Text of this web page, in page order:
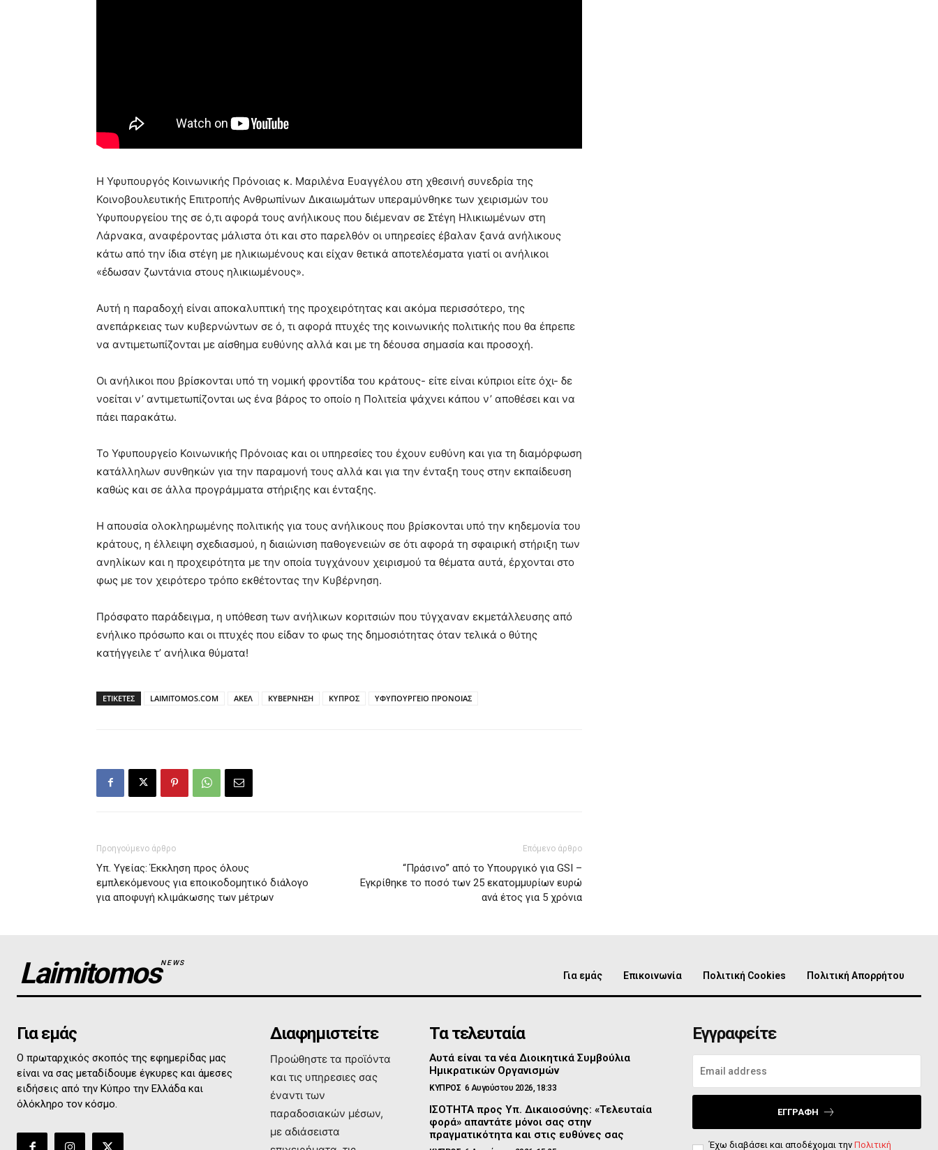
Η Υφυπουργός Κοινωνικής Πρόνοιας κ. Μαριλένα Ευαγγέλου στη χθεσινή συνεδρία της
Κοινοβουλευτικής Επιτροπής Ανθρωπίνων Δικαιωμάτων υπεραμύνθηκε των χειρισμών του
Υφυπουργείου της σε ό,τι αφορά τους ανήλικους που διέμεναν σε Στέγη Ηλικιωμένων στη
Λάρνακα, αναφέροντας μάλιστα ότι και στο παρελθόν οι υπηρεσίες έβαλαν ξανά ανήλικους
κάτω από την ίδια στέγη με ηλικιωμένους και είχαν θετικά αποτελέσματα γιατί οι ανήλικοι
«έδωσαν ζωντάνια στους ηλικιωμένους».
Αυτή η παραδοχή είναι αποκαλυπτική της προχειρότητας και ακόμα περισσότερο, της
ανεπάρκειας των κυβερνώντων σε ό, τι αφορά πτυχές της κοινωνικής πολιτικής που θα έπρεπε
να αντιμετωπίζονται με αίσθημα ευθύνης αλλά και με τη δέουσα σημασία και προσοχή.
Οι ανήλικοι που βρίσκονται υπό τη νομική φροντίδα του κράτους- είτε είναι κύπριοι είτε όχι- δε
νοείται ν’ αντιμετωπίζονται ως ένα βάρος το οποίο η Πολιτεία ψάχνει κάπου ν’ αποθέσει και να
πάει παρακάτω.
Το Υφυπουργείο Κοινωνικής Πρόνοιας και οι υπηρεσίες του έχουν ευθύνη και για τη διαμόρφωση
κατάλληλων συνθηκών για την παραμονή τους αλλά και για την ένταξη τους στην εκπαίδευση
καθώς και σε άλλα προγράμματα στήριξης και ένταξης.
Η απουσία ολοκληρωμένης πολιτικής για τους ανήλικους που βρίσκονται υπό την κηδεμονία του
κράτους, η έλλειψη σχεδιασμού, η διαιώνιση παθογενειών σε ότι αφορά τη σφαιρική στήριξη των
ανηλίκων και η προχειρότητα με την οποία τυγχάνουν χειρισμού τα θέματα αυτά, έρχονται στο
φως με τον χειρότερο τρόπο εκθέτοντας την Κυβέρνηση.
Πρόσφατο παράδειγμα, η υπόθεση των ανήλικων κοριτσιών που τύγχαναν εκμετάλλευσης από
ενήλικο πρόσωπο και οι πτυχές που είδαν το φως της δημοσιότητας όταν τελικά ο θύτης
κατήγγειλε τ’ ανήλικα θύματα!
ΕΤΙΚΕΤΕΣ LAIMITOMOS.COM ΑΚΕΛ ΚΥΒΕΡΝΗΣΗ ΚΥΠΡΟΣ ΥΦΥΠΟΥΡΓΕΙΟ ΠΡΟΝΟΙΑΣ
Προηγούμενο άρθρο
Υπ. Υγείας: Έκκληση προς όλους
εμπλεκόμενους για εποικοδομητικό διάλογο
για αποφυγή κλιμάκωσης των μέτρων
Επόμενο άρθρο
“Πράσινο” από το Υπουργικό για GSI –
Εγκρίθηκε το ποσό των 25 εκατομμυρίων ευρώ
ανά έτος για 5 χρόνια
LaimitomosNEWS
Για εμάς Επικοινωνία Πολιτική Cookies Πολιτική Απορρήτου
Για εμάς
Ο πρωταρχικός σκοπός της εφημερίδας μας
είναι να σας μεταδίδουμε έγκυρες και άμεσες
ειδήσεις από την Κύπρο την Ελλάδα και
όλόκληρο τον κόσμο.
Διαφημιστείτε
Προώθηστε τα προϊόντα
και τις υπηρεσιες σας
έναντι των
παραδοσιακών μέσων,
με αδιάσειστα
Τα τελευταία
Αυτά είναι τα νέα Διοικητικά Συμβούλια
Ημικρατικών Οργανισμών
ΚΥΠΡΟΣ 6 Αυγούστου 2026, 18:33
ΙΣΟΤΗΤΑ προς Υπ. Δικαιοσύνης: «Τελευταία
φορά» απαντάτε μόνοι σας στην
πραγματικότητα και στις ευθύνες σας
Εγγραφείτε
ΕΓΓΡΑΦΉ
Έχω διαβάσει και αποδέχομαι την Πολιτική